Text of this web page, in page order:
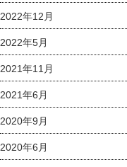
2022年12月
2022年5月
2021年11月
2021年6月
2020年9月
2020年6月